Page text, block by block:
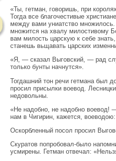
«Ты, гетман, говоришь, при
Тогда все благочестивые
между вами униатство множилось.
множится на хвалу милостивому
вам милость царскую к себе
станешь вьщавать царских
«Я, — сказал Выговский, — рад
только бунты начнутся».
Тогдашний тон речи гетмана был
просил присылки воевод.
недовольны.
«Не надобно, не надобно воевод!
нам в Чигирин, кажется,
Оскорбленный посол просил
Скуратов попробовал-было
усмирены. Гетман отвечал: